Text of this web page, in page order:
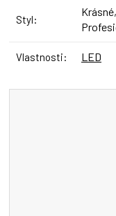
Styl:
Vlastnosti: LED